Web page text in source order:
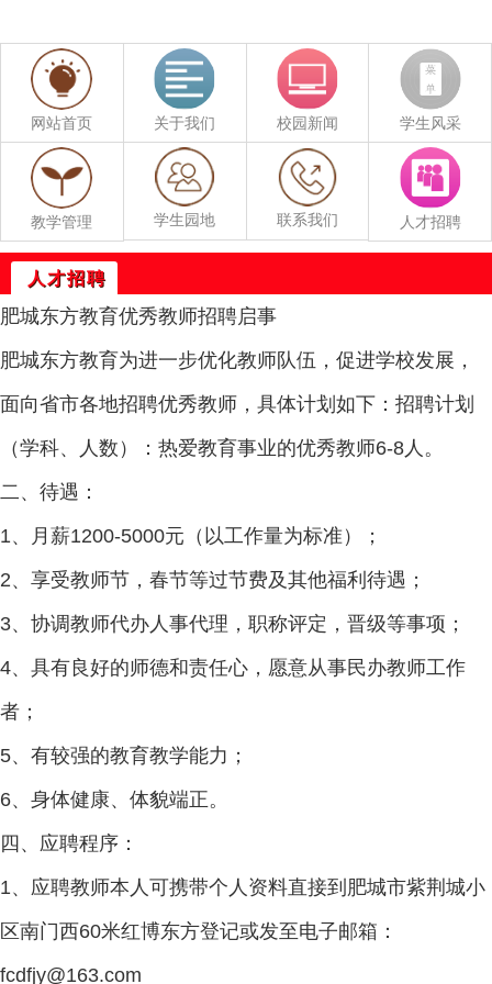
网站首页 关于我们 校园新闻 学生风采
教学管理 学生园地 联系我们 人才招聘
人才招聘
肥城东方教育优秀教师招聘启事
肥城东方教育为进一步优化教师队伍，促进学校发展，
面向省市各地招聘优秀教师，具体计划如下：招聘计划
（学科、人数）：热爱教育事业的优秀教师6-8人。
二、待遇：
1、月薪1200-5000元（以工作量为标准）；
2、享受教师节，春节等过节费及其他福利待遇；
3、协调教师代办人事代理，职称评定，晋级等事项；
4、具有良好的师德和责任心，愿意从事民办教师工作
者；
5、有较强的教育教学能力；
6、身体健康、体貌端正。
四、应聘程序：
1、应聘教师本人可携带个人资料直接到 肥城市紫荆城小
区南门西60米红博东方登记或发至电子邮箱：
fcdfjy@163.com